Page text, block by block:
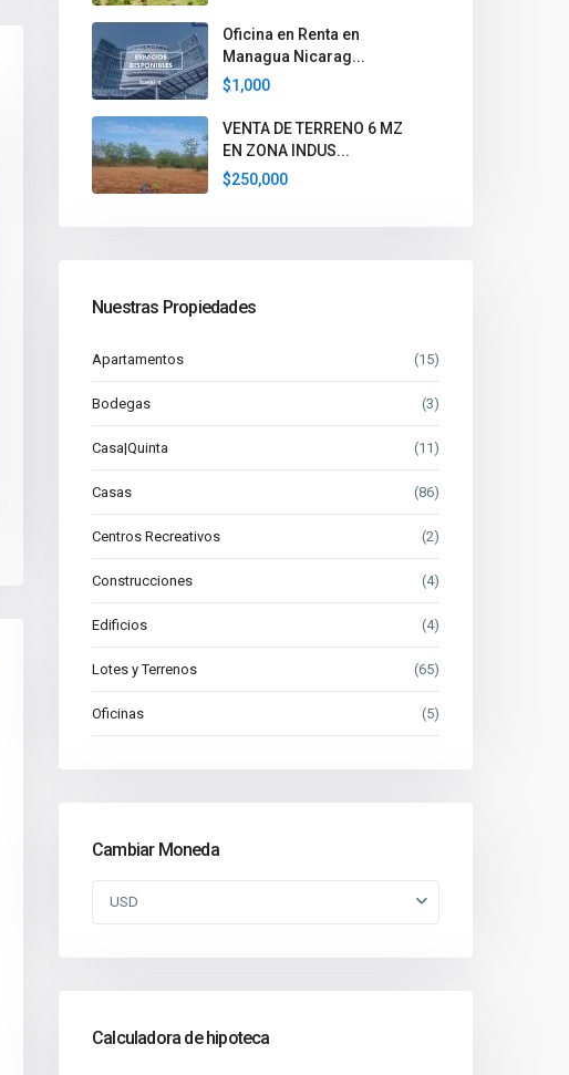
Oficina en Renta en
Managua Nicarag...
$1,000
VENTA DE TERRENO 6 MZ
EN ZONA INDUS...
$250,000
Nuestras Propiedades
Apartamentos (15)
Bodegas (3)
Casa|Quinta (11)
Casas (86)
Centros Recreativos (2)
Construcciones (4)
Edificios (4)
Lotes y Terrenos (65)
Oficinas (5)
Cambiar Moneda
USD
Calculadora de hipoteca